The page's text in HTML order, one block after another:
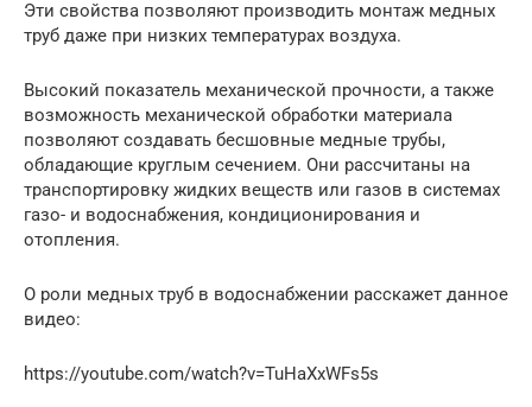
Эти свойства позволяют производить монтаж медных
труб даже при низких температурах воздуха.
Высокий показатель механической прочности, а также
возможность механической обработки материала
позволяют создавать бесшовные медные трубы,
обладающие круглым сечением. Они рассчитаны на
транспортировку жидких веществ или газов в системах
газо- и водоснабжения, кондиционирования и
отопления.
О роли медных труб в водоснабжении расскажет данное
видео:
https://youtube.com/watch?v=TuHaXxWFs5s